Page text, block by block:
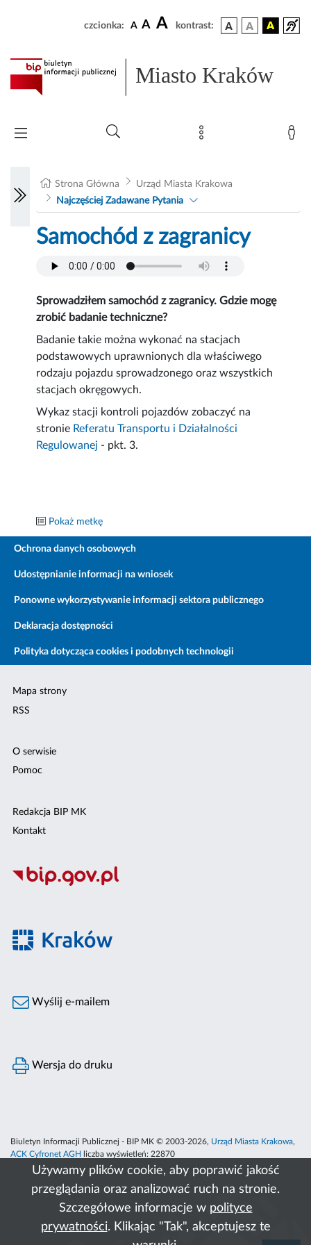
Używamy plików cookie, aby poprawić jakość
przeglądania oraz analizować ruch na stronie.
Szczegółowe informacje w polityce
prywatności. Klikając "Tak", akceptujesz te
czcionka: A A A kontrast:
Miasto Kraków
Strona Główna
Urząd Miasta Krakowa
Najczęściej Zadawane Pytania
Samochód z zagranicy
Sprowadziłem samochód z zagranicy. Gdzie mogę
zrobić badanie techniczne?
Badanie takie można wykonać na stacjach
podstawowych uprawnionych dla właściwego
rodzaju pojazdu sprowadzonego oraz wszystkich
stacjach okręgowych.
Wykaz stacji kontroli pojazdów zobaczyć na
stronie Referatu Transportu i Działalności
Regulowanej - pkt. 3.
Pokaż metkę
Ochrona danych osobowych
Udostępnianie informacji na wniosek
Ponowne wykorzystywanie informacji sektora publicznego
Deklaracja dostępności
Polityka dotycząca cookies i podobnych technologii
Mapa strony
RSS
O serwisie
Pomoc
Redakcja BIP MK
Kontakt
Wyślij e-mailem
Wersja do druku
Biuletyn Informacji Publicznej - BIP MK © 2003-2026, Urząd Miasta Krakowa,
ACK Cyfronet AGH
liczba wyświetleń: 22870